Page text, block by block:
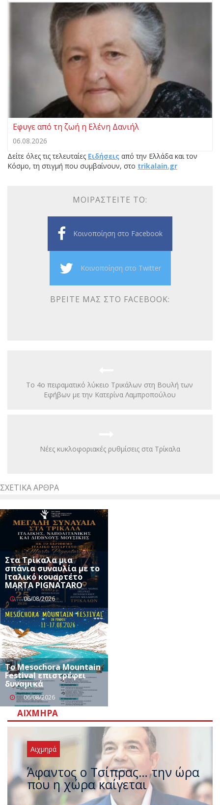
Εφυγε από τη ζωή η Ελένη Δανιήλ
06.08.2026
Δείτε όλες τις τελευταίες Ειδήσεις από την Ελλάδα και τον
Κόσμο, τη στιγμή που συμβαίνουν, στο trikalain.gr
ΜΟΙΡΑΣΤΕΊΤΕ ΤΟ:
Κοινοποίηση στο Facebook
Κοινοποίηση στο Twitter
ΒΡΕΊΤΕ ΜΑΣ ΣΤΟ FACEBOOK:
Το 4ο πειραματικό λύκειο Τρικάλων στη Βουλή των
Εφήβων με την Κατερίνα Λαμπροπούλου
Νέες κυκλοφοριακές ρυθμίσεις στα Τρίκαλα
ΣΧΕΤΙΚΆ ΆΡΘΡΑ
Στα Τρίκαλα μια
σπάνια συναυλία με το
Ιταλικό κουαρτέτο
MARTA PIGNATARO
06/08/2026
Το Mesochora Mountain
Festival επιστρέφει
δυναμικά
06/08/2026
ΑΙΧΜΗΡΆ
Αιχμηρά
Άφαντος ο Τσίπρας… την ώρα
που η χώρα καίγεται